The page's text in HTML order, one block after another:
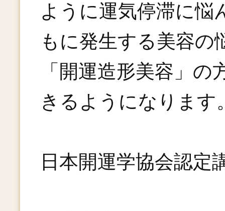
ように運気停滞に悩
もに発生する美容の
「開運造形美容」
きるようになります
日本開運学協会認定